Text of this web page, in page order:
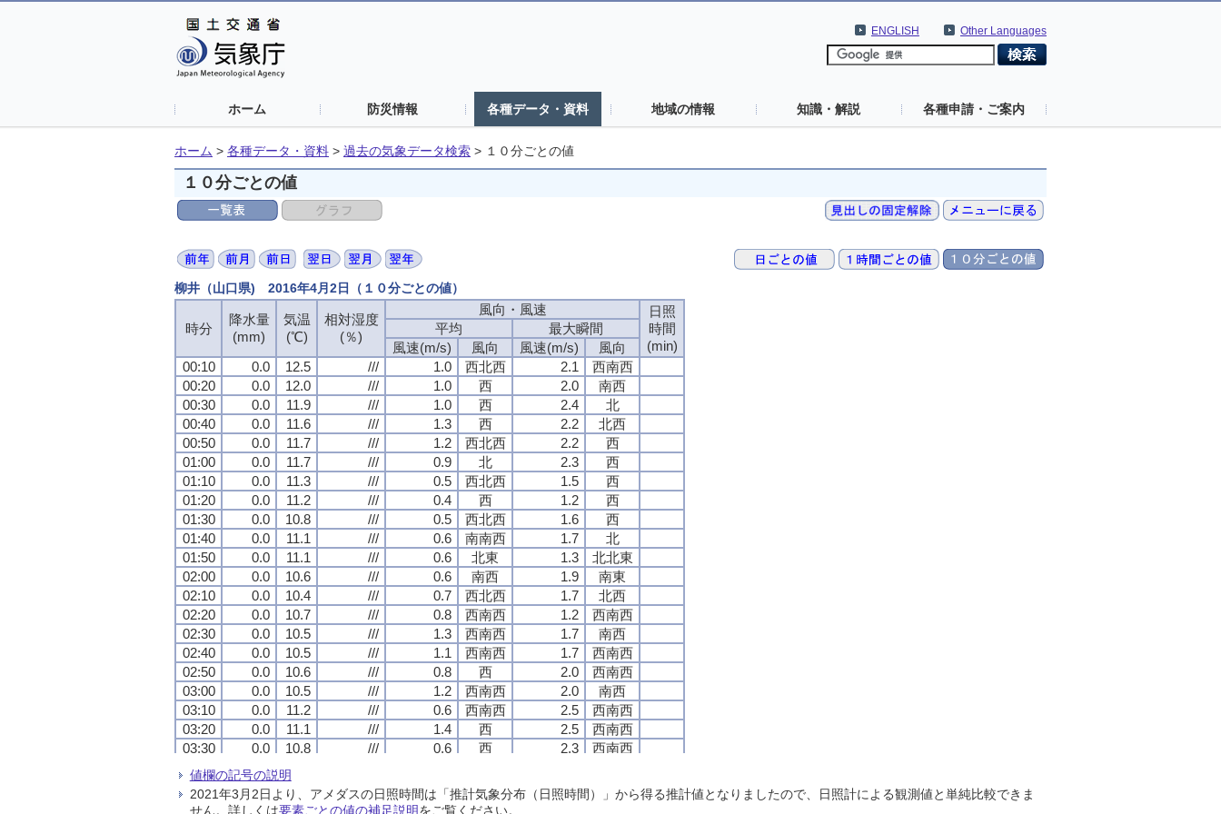
Other Languages
ENGLISH
ホーム 防災情報 各種データ・資料 地域の情報 知識・解説 各種申請・ご案内
ホーム > 各種データ・資料 > 過去の気象データ検索 > １０分ごとの値
１０分ごとの値
柳井（山口県) 2016年4月2日（１０分ごとの値）
時分
降水量
(mm)
気温
(℃)
相対湿度
(％)
風向・風速
日照
時間
(min)
平均
最大瞬間
風速(m/s)
風向 風速(m/s)
風向
00:10
0.0 12.5 /// 1.0 西北西 2.1
西南西
00:20
0.0 12.0 /// 1.0 西 2.0
南西
00:30
0.0 11.9 /// 1.0 西 2.4
北
00:40
0.0 11.6 /// 1.3 西 2.2
北西
00:50
0.0 11.7 /// 1.2 西北西 2.2
西
01:00
0.0 11.7 /// 0.9 北 2.3
西
01:10
0.0 11.3 /// 0.5 西北西 1.5
西
01:20
0.0 11.2 /// 0.4 西 1.2
西
01:30
0.0 10.8 /// 0.5 西北西 1.6
西
01:40
0.0 11.1 /// 0.6 南南西 1.7
北
01:50
0.0 11.1 /// 0.6 北東 1.3
北北東
02:00
0.0 10.6 /// 0.6 南西 1.9
南東
02:10
0.0 10.4 /// 0.7 西北西 1.7
北西
02:20
0.0 10.7 /// 0.8 西南西 1.2
西南西
02:30
0.0 10.5 /// 1.3 西南西 1.7
南西
02:40
0.0 10.5 /// 1.1 西南西 1.7
西南西
02:50
0.0 10.6 /// 0.8 西 2.0
西南西
03:00
0.0 10.5 /// 1.2 西南西 2.0
南西
03:10
0.0 11.2 /// 0.6 西南西 2.5
西南西
03:20
0.0 11.1 /// 1.4 西 2.5
西南西
03:30
0.0 10.8 /// 0.6 西 2.3
西南西
03:40
0.0 10.6
03:50
0.0 10.4 /// 0.8 西北西 1.6
西北西
04:00
0.0 10.3 /// 0.7 西 1.5 西
時分
降水量
(mm)
気温
(℃)
相対湿度
(％)
風向・風速
日照
時間
(min)
平均
最大瞬間
風速(m/s)
風向 風速(m/s)
風向
00:10
0.0 12.5 /// 1.0 西北西 2.1
西南西
00:20
0.0 12.0 /// 1.0 西 2.0
南西
00:30
0.0 11.9 /// 1.0 西 2.4
北
00:40
0.0 11.6 /// 1.3 西 2.2
北西
00:50
0.0 11.7 /// 1.2 西北西 2.2
西
01:00
0.0 11.7 /// 0.9 北 2.3
西
01:10
0.0 11.3 /// 0.5 西北西 1.5
西
01:20
0.0 11.2 /// 0.4 西 1.2
西
01:30
0.0 10.8 /// 0.5 西北西 1.6
西
01:40
0.0 11.1 /// 0.6 南南西 1.7
北
01:50
0.0 11.1 /// 0.6 北東 1.3
北北東
02:00
0.0 10.6 /// 0.6 南西 1.9
南東
02:10
0.0 10.4 /// 0.7 西北西 1.7
北西
02:20
0.0 10.7 /// 0.8 西南西 1.2
西南西
02:30
0.0 10.5 /// 1.3 西南西 1.7
南西
02:40
0.0 10.5 /// 1.1 西南西 1.7
西南西
02:50
0.0 10.6 /// 0.8 西 2.0
西南西
03:00
0.0 10.5 /// 1.2 西南西 2.0
南西
03:10
0.0 11.2 /// 0.6 西南西 2.5
西南西
03:20
0.0 11.1 /// 1.4 西 2.5
西南西
03:30
0.0 10.8 /// 0.6 西 2.3
西南西
03:40
0.0 10.6
03:50
0.0 10.4 /// 0.8 西北西 1.6
西北西
04:00
0.0 10.3 /// 0.7 西 1.5 西
時分
降水量
(mm)
気温
(℃)
相対湿度
(％)
風向・風速
日照
時間
(min)
平均
最大瞬間
風速(m/s)
風向 風速(m/s)
風向
00:10
0.0 12.5 /// 1.0 西北西 2.1
西南西
00:20
0.0 12.0 /// 1.0 西 2.0
南西
00:30
0.0 11.9 /// 1.0 西 2.4
北
00:40
0.0 11.6 /// 1.3 西 2.2
北西
00:50
0.0 11.7 /// 1.2 西北西 2.2
西
01:00
0.0 11.7 /// 0.9 北 2.3
西
01:10
0.0 11.3 /// 0.5 西北西 1.5
西
01:20
0.0 11.2 /// 0.4 西 1.2
西
01:30
0.0 10.8 /// 0.5 西北西 1.6
西
01:40
0.0 11.1 /// 0.6 南南西 1.7
北
01:50
0.0 11.1 /// 0.6 北東 1.3
北北東
02:00
0.0 10.6 /// 0.6 南西 1.9
南東
02:10
0.0 10.4 /// 0.7 西北西 1.7
北西
02:20
0.0 10.7 /// 0.8 西南西 1.2
西南西
02:30
0.0 10.5 /// 1.3 西南西 1.7
南西
02:40
0.0 10.5 /// 1.1 西南西 1.7
西南西
02:50
0.0 10.6 /// 0.8 西 2.0
西南西
03:00
0.0 10.5 /// 1.2 西南西 2.0
南西
03:10
0.0 11.2 /// 0.6 西南西 2.5
西南西
03:20
0.0 11.1 /// 1.4 西 2.5
西南西
03:30
0.0 10.8 /// 0.6 西 2.3
西南西
03:40
0.0 10.6
03:50
0.0 10.4 /// 0.8 西北西 1.6
西北西
04:00
0.0 10.3 /// 0.7 西 1.5 西
時分
降水量
(mm)
気温
(℃)
相対湿度
(％)
風向・風速
日照
時間
(min)
平均
最大瞬間
風速(m/s)
風向 風速(m/s)
風向
00:10
0.0 12.5 /// 1.0 西北西 2.1
西南西
00:20
0.0 12.0 /// 1.0 西 2.0
南西
00:30
0.0 11.9 /// 1.0 西 2.4
北
00:40
0.0 11.6 /// 1.3 西 2.2
北西
00:50
0.0 11.7 /// 1.2 西北西 2.2
西
01:00
0.0 11.7 /// 0.9 北 2.3
西
01:10
0.0 11.3 /// 0.5 西北西 1.5
西
01:20
0.0 11.2 /// 0.4 西 1.2
西
01:30
0.0 10.8 /// 0.5 西北西 1.6
西
01:40
0.0 11.1 /// 0.6 南南西 1.7
北
01:50
0.0 11.1 /// 0.6 北東 1.3
北北東
02:00
0.0 10.6 /// 0.6 南西 1.9
南東
02:10
0.0 10.4 /// 0.7 西北西 1.7
北西
02:20
0.0 10.7 /// 0.8 西南西 1.2
西南西
02:30
0.0 10.5 /// 1.3 西南西 1.7
南西
02:40
0.0 10.5 /// 1.1 西南西 1.7
西南西
02:50
0.0 10.6 /// 0.8 西 2.0
西南西
03:00
0.0 10.5 /// 1.2 西南西 2.0
南西
03:10
0.0 11.2 /// 0.6 西南西 2.5
西南西
03:20
0.0 11.1 /// 1.4 西 2.5
西南西
03:30
0.0 10.8 /// 0.6 西 2.3
西南西
03:40
0.0 10.6
03:50
0.0 10.4 /// 0.8 西北西 1.6
西北西
04:00
0.0 10.3 /// 0.7 西 1.5 西
値欄の記号の説明
2021年3月2日より、アメダスの日照時間は「推計気象分布（日照時間）」から得る推計値となりましたので、日照計による観測値と単純比較できま
せん。詳しくは要素ごとの値の補足説明をご覧ください。